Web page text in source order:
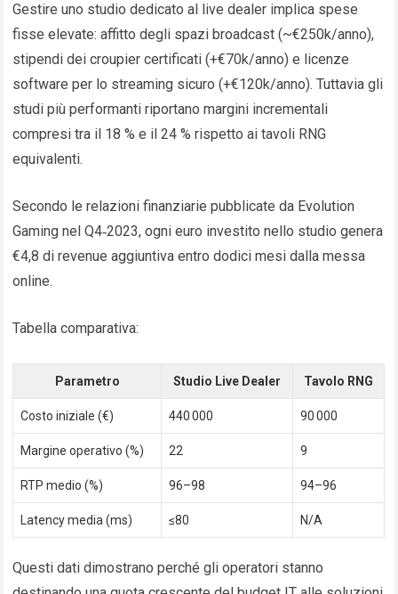
Gestire uno studio dedicato al live dealer implica spese
fisse elevate: affitto degli spazi broadcast (~€250k/anno),
stipendi dei croupier certificati (+€70k/anno) e licenze
software per lo streaming sicuro (+€120k/anno). Tuttavia gli
studi più performanti riportano margini incrementali
compresi tra il 18 % e il 24 % rispetto ai tavoli RNG
equivalenti.
Secondo le relazioni finanziarie pubblicate da Evolution
Gaming nel Q4‑2023, ogni euro investito nello studio genera
€4,8 di revenue aggiuntiva entro dodici mesi dalla messa
online.
Tabella comparativa:
Parametro Studio Live Dealer Tavolo RNG
Costo iniziale (€) 440 000 90 000
Margine operativo (%) 22 9
RTP medio (%) 96–98 94–96
Latency media (ms) ≤80 N/A
Questi dati dimostrano perché gli operatori stanno